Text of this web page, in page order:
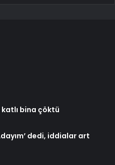
bina çöktü
dedi, iddialar art